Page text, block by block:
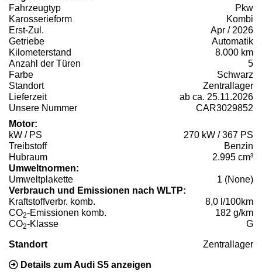
Fahrzeugtyp
Pkw
Karosserieform
Kombi
Erst-Zul.
Apr / 2026
Getriebe
Automatik
Kilometerstand
8.000 km
Anzahl der Türen
5
Farbe
Schwarz
Standort
Zentrallager
Lieferzeit
ab ca. 25.11.2026
Unsere Nummer
CAR3029852
Motor:
kW / PS
270 kW / 367 PS
Treibstoff
Benzin
Hubraum
2.995 cm³
Umweltnormen:
Umweltplakette
1 (None)
Verbrauch und Emissionen nach WLTP:
Kraftstoffverbr. komb.
8,0 l/100km
CO2-Emissionen komb.
182 g/km
CO2-Klasse G
Standort Zentrallager
Details zum Audi S5 anzeigen